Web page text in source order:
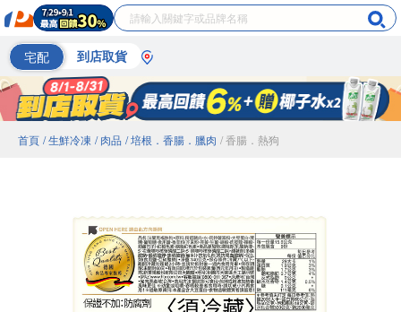
宅配 到店取貨
首頁 / 生鮮冷凍 / 肉品 / 培根．香腸．臘肉 / 香腸．熱狗